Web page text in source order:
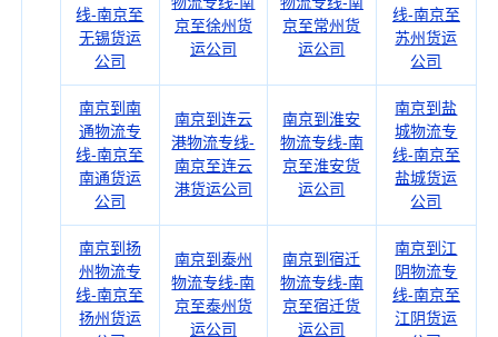
线-南京至
无锡货运
公司
京至徐州货
运公司
京至常州货
运公司
线-南京至
苏州货运
公司
南京到南
通物流专
线-南京至
南通货运
公司
南京到连云
港物流专线-
南京至连云
港货运公司
南京到淮安
物流专线-南
京至淮安货
运公司
南京到盐
城物流专
线-南京至
盐城货运
公司
南京到扬
州物流专
线-南京至
扬州货运
南京到泰州
物流专线-南
京至泰州货
运公司
南京到宿迁
物流专线-南
京至宿迁货
运公司
南京到江
阴物流专
线-南京至
江阴货运